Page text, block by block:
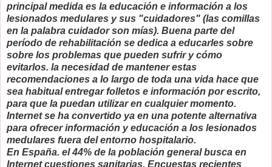
principal medida es la educación e información a los
lesionados medulares y sus "cuidadores" (las comillas
en la palabra cuidador son mías). Buena parte del
período de rehabilitación se dedica a educarles sobre
sobre los problemas que pueden sufrir y cómo
evitarlos. la necesidad de mantener estas
recomendaciones a lo largo de toda una vida hace que
sea habitual entregar folletos e información por escrito,
para que la puedan utilizar en cualquier momento.
Internet se ha convertido ya en una potente alternativa
para ofrecer información y educación a los lesionados
medulares fuera del entorno hospitalario.
En España. el 44% de la población general busca en
Internet cuestiones sanitarias. Encuestas recientes